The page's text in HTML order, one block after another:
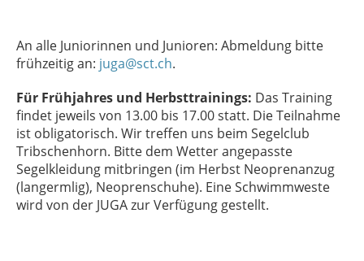
An alle Juniorinnen und Junioren: Abmeldung bitte
frühzeitig an: juga@sct.ch.
Für Frühjahres und Herbsttrainings: Das Training
findet jeweils von 13.00 bis 17.00 statt. Die Teilnahme
ist obligatorisch. Wir treffen uns beim Segelclub
Tribschenhorn. Bitte dem Wetter angepasste
Segelkleidung mitbringen (im Herbst Neoprenanzug
(langermlig), Neoprenschuhe). Eine Schwimmweste
wird von der JUGA zur Verfügung gestellt.